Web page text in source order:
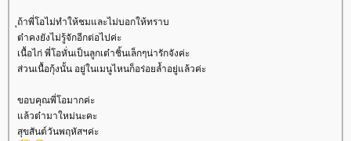
ุถ้าพี่โอไม่ทำให้ชมและไม่บอกให้ทราบ
ต๋าคงยังไม่รู้จักอีกต่อไปค่ะ
เนื้อไก่ พี่โอหั่นเป็นลูกเต๋าชิ้นเล็กๆน่ารักจังค่ะ
ส่วนเนื้อกุ้งนั้น อยู่ในเมนูไหนก็อร่อยล้ำอยู่แล้วค่ะ
ขอบคุณพี่โอมากค่ะ
ล้วต๋ามาใหม่นะคะ
สุขสันต์วันพฤหัสฯค่ะ